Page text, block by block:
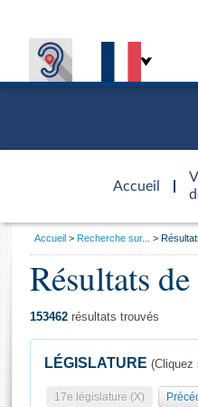
Accueil
d'accueil
Général
Vous
Accueil Recherche sur...
Résultats
153462 résultats trouvés
LÉGISLATURE (Cliquez
17e législature (X)